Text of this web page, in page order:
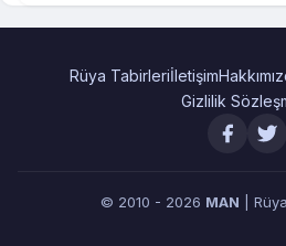
Rüya Tabirleriİletişim
Gizlilik
© 2010 - 2026 MAN |